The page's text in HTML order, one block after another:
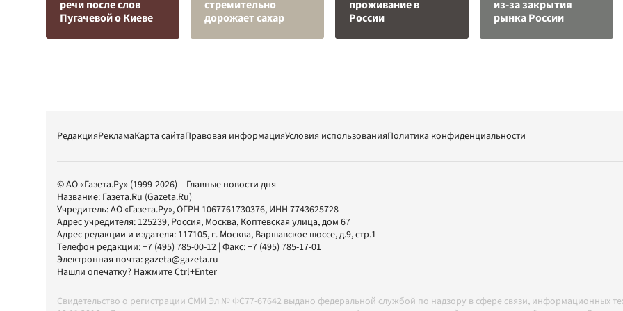
речи после слов
Пугачевой о Киеве
стремительно
дорожает сахар
проживание в
России
из-за закрытия
рынка России
РедакцияРекламаКарта сайтаПравовая информацияУсловия использованияПолитика конфиденциальности
© АО «Газета.Ру» (1999-2026) – Главные новости дня
Название: Газета.Ru (Gazeta.Ru)
Учредитель:АО «Газета.Ру», ОГРН 1067761730376, ИНН 7743625728
Адрес учредителя: 125239, Россия, Москва, Коптевская улица, дом 67
Адрес редакции и издателя: 117105, г. Москва, Варшавское шоссе, д.9, стр.1
Телефон редакции:+7 (495) 785-00-12 | Факс:+7 (495) 785-17-01
Электронная почта:gazeta@gazeta.ru
Нашли опечатку? Нажмите Ctrl+Enter
Свидетельство о регистрации СМИ Эл № ФС77-67642 выдано федеральной службой по надзору в сфере связи, информационных